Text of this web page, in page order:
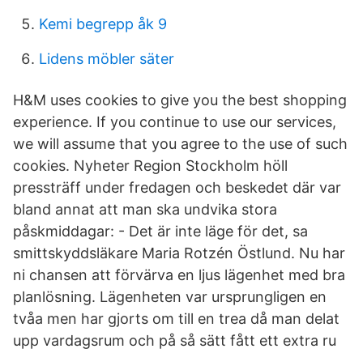
Kemi begrepp åk 9
Lidens möbler säter
H&M uses cookies to give you the best shopping
experience. If you continue to use our services,
we will assume that you agree to the use of such
cookies. Nyheter Region Stockholm höll
pressträff under fredagen och beskedet där var
bland annat att man ska undvika stora
påskmiddagar: - Det är inte läge för det, sa
smittskyddsläkare Maria Rotzén Östlund. Nu har
ni chansen att förvärva en ljus lägenhet med bra
planlösning. Lägenheten var ursprungligen en
tvåa men har gjorts om till en trea då man delat
upp vardagsrum och på så sätt fått ett extra ru